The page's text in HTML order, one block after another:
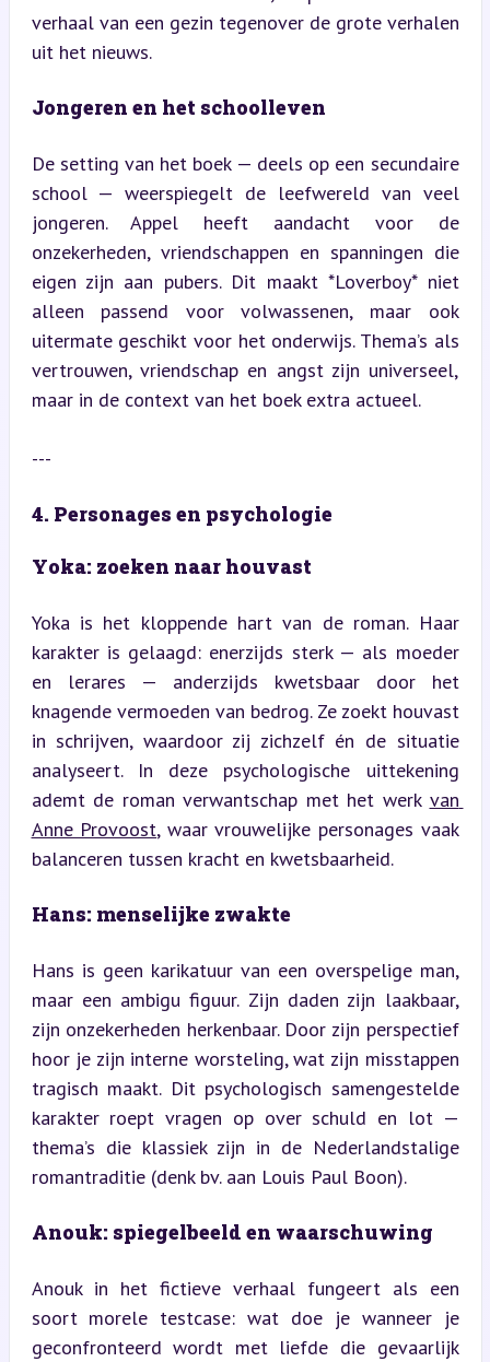
verhaal van een gezin tegenover de grote verhalen
uit het nieuws.
Jongeren en het schoolleven
De setting van het boek — deels op een secundaire
school — weerspiegelt de leefwereld van veel
jongeren. Appel heeft aandacht voor de
onzekerheden, vriendschappen en spanningen die
eigen zijn aan pubers. Dit maakt *Loverboy* niet
alleen passend voor volwassenen, maar ook
uitermate geschikt voor het onderwijs. Thema’s als
vertrouwen, vriendschap en angst zijn universeel,
maar in de context van het boek extra actueel.
---
4. Personages en psychologie
Yoka: zoeken naar houvast
Yoka is het kloppende hart van de roman. Haar
karakter is gelaagd: enerzijds sterk — als moeder
en lerares — anderzijds kwetsbaar door het
knagende vermoeden van bedrog. Ze zoekt houvast
in schrijven, waardoor zij zichzelf én de situatie
analyseert. In deze psychologische uittekening
ademt de roman verwantschap met het werk van
Anne Provoost, waar vrouwelijke personages vaak
balanceren tussen kracht en kwetsbaarheid.
Hans: menselijke zwakte
Hans is geen karikatuur van een overspelige man,
maar een ambigu figuur. Zijn daden zijn laakbaar,
zijn onzekerheden herkenbaar. Door zijn perspectief
hoor je zijn interne worsteling, wat zijn misstappen
tragisch maakt. Dit psychologisch samengestelde
karakter roept vragen op over schuld en lot —
thema’s die klassiek zijn in de Nederlandstalige
romantraditie (denk bv. aan Louis Paul Boon).
Anouk: spiegelbeeld en waarschuwing
Anouk in het fictieve verhaal fungeert als een
soort morele testcase: wat doe je wanneer je
geconfronteerd wordt met liefde die gevaarlijk